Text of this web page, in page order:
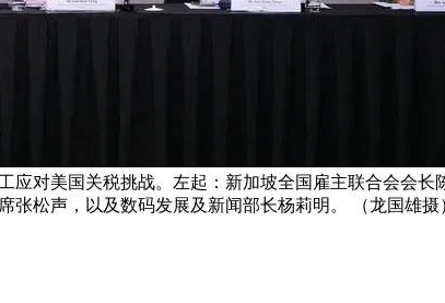
对美国关税挑战。左起：新加坡全国雇主联合会会
松声，以及数码发展及新闻部长杨莉明。 （龙国雄摄